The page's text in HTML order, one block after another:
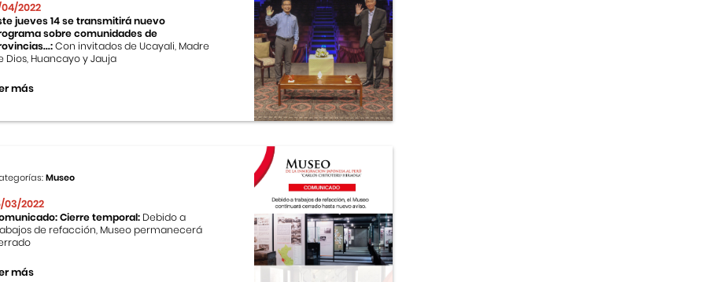
04/2022
jueves 14 se transmitirá nuevo
sobre comunidades de
Con invitados de Ucayali, Madre
Dios, Huancayo y Jauja
más
Museo
03/2022
Cierre temporal: Debido a
de refacción, Museo permanecerá
más